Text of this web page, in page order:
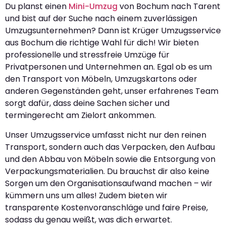
Du planst einen Mini-Umzug von Bochum nach Tarent
und bist auf der Suche nach einem zuverlässigen
Umzugsunternehmen? Dann ist Krüger Umzugsservice
aus Bochum die richtige Wahl für dich! Wir bieten
professionelle und stressfreie Umzüge für
Privatpersonen und Unternehmen an. Egal ob es um
den Transport von Möbeln, Umzugskartons oder
anderen Gegenständen geht, unser erfahrenes Team
sorgt dafür, dass deine Sachen sicher und
termingerecht am Zielort ankommen.
Unser Umzugsservice umfasst nicht nur den reinen
Transport, sondern auch das Verpacken, den Aufbau
und den Abbau von Möbeln sowie die Entsorgung von
Verpackungsmaterialien. Du brauchst dir also keine
Sorgen um den Organisationsaufwand machen – wir
kümmern uns um alles! Zudem bieten wir
transparente Kostenvoranschläge und faire Preise,
sodass du genau weißt, was dich erwartet.